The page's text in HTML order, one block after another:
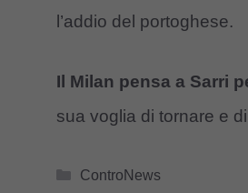
l’addio del portoghese.
Il Milan pensa a Sarri
sua voglia di tornare e
Categorie
ControNews